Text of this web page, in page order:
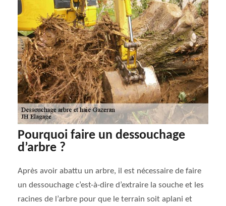
Pourquoi faire un dessouchage
d’arbre ?
Après avoir abattu un arbre, il est nécessaire de faire
un dessouchage c’est-à-dire d’extraire la souche et les
racines de l’arbre pour que le terrain soit aplani et